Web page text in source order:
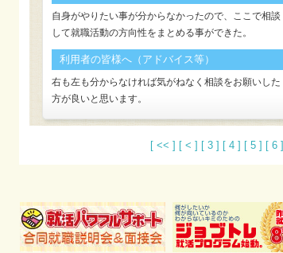
自身がやりたい事が分からなかったので、ここで相談
して就職活動の方向性をまとめる事ができた。
利用者の皆様へ（アドバイス等）
右も左も分からなければ気がねなく相談をお願いした
方が良いと思います。
[ << ] [ < ] [ 3 ] [ 4 ] [ 5 ] [ 6 ]